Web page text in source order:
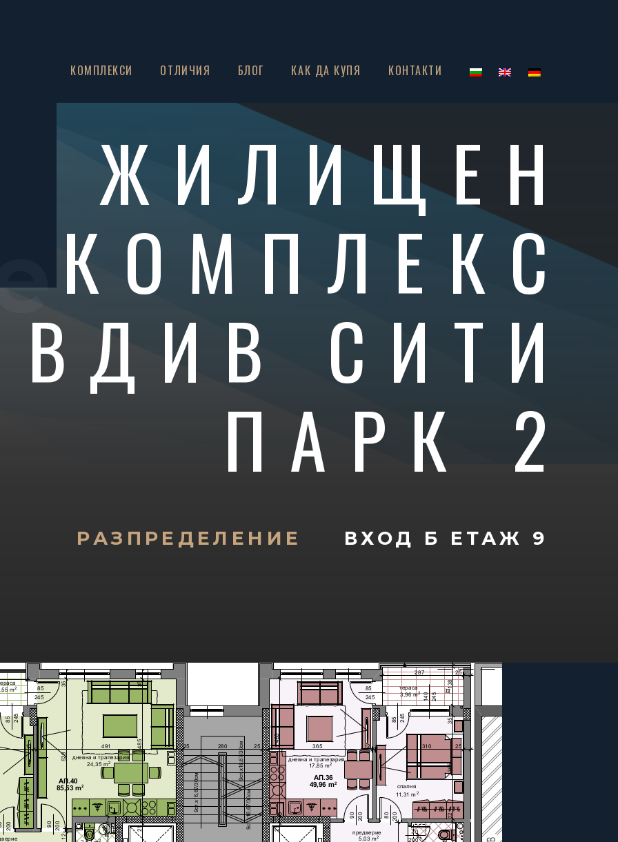
КОМПЛЕКСИ ОТЛИЧИЯ БЛОГ КАК ДА КУПЯ КОНТАКТИ
ЖИЛИЩЕН
КОМПЛЕКС
СИТИ
ПАРК 2
РАЗПРЕДЕЛЕНИЕ ВХОД Б ЕТАЖ 9